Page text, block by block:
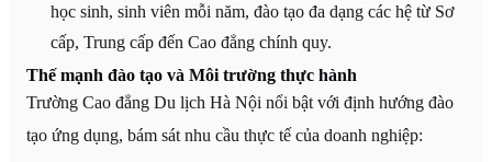
học sinh, sinh viên mỗi năm, đào tạo đa dạng các hệ từ Sơ
cấp, Trung cấp đến Cao đẳng chính quy.
Thế mạnh đào tạo và Môi trường thực hành
Trường Cao đẳng Du lịch Hà Nội nổi bật với định hướng đào
tạo ứng dụng, bám sát nhu cầu thực tế của doanh nghiệp: